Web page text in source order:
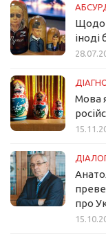
Щодо
іноді
Мова
про